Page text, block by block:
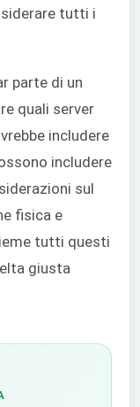
tutti i
parte di un
quali server
includere
includere
sul
fisica e
tutti questi
giusta